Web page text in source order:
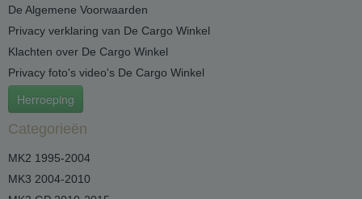
De Algemene Voorwaarden
Privacy verklaring van De Cargo Winkel
Klachten over De Cargo Winkel
Privacy foto's video's De Cargo Winkel
Herroeping
Categorieën
MK2 1995-2004
MK3 2004-2010